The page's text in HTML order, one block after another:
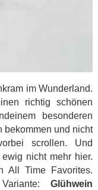
im Wunderland.
richtig schönen
besonderen
bekommen und nicht
scrollen. Und
ewig nicht mehr hier.
All Time Favorites.
Variante:Glühwein